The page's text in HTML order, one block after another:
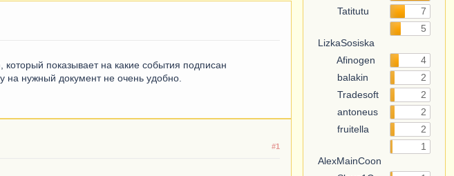
показывает на какие события подписан
на нужный документ не очень удобно.
#1
Tatitutu
7
5
Afinogen
balakin
2
Tradesoft
2
antoneus
2
fruitella
2
AlexMainCoon
1
1